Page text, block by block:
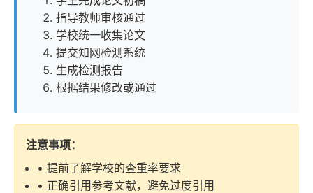
指导教师审核通过
学校统一收集论文
提交知网检测系统
生成检测报告
根据结果修改或通过
注意事项：
• 提前了解学校的查重率要求
• 正确引用参考文献，避免过度引用